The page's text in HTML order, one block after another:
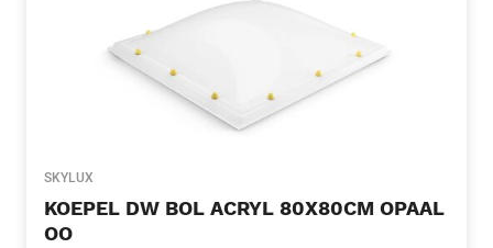
SKYLUX
KOEPEL DW BOL ACRYL 80X80CM OPAAL
OO